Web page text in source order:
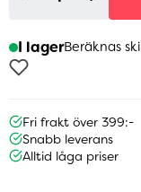
I lagerBeräknas
Fri frakt över 399:-
Snabb leverans
Alltid låga priser